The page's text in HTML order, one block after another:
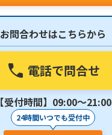
お問合わせはこちらから
電話で問合せ
【受付時間】09:00〜21:00
24時間いつでも受付中